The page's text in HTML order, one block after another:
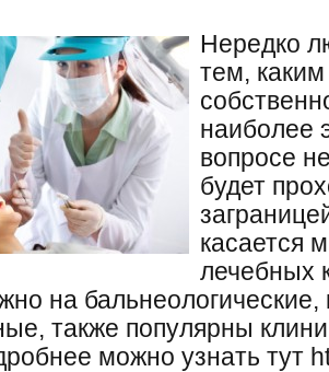
Нередко
тем,
наиболее
вопросе
будет
касается
лечебных
на бальнеологические,
также популярны
можно узнать тут